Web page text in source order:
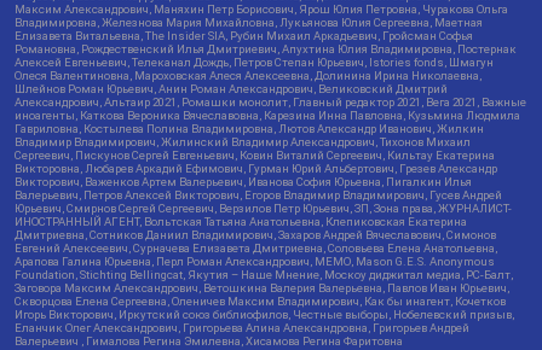
Максим Александрович, Маняхин Петр Борисович, Ярош Юлия Петровна, Чуракова Ольга
Владимировна, Железнова Мария Михайловна, Лукьянова Юлия Сергеевна, Маетная
Елизавета Витальевна, The Insider SIA, Рубин Михаил Аркадьевич, Гройсман Софья
Романовна, Рождественский Илья Дмитриевич, Апухтина Юлия Владимировна, Постернак
Алексей Евгеньевич, Телеканал Дождь, Петров Степан Юрьевич, Istories fonds, Шмагун
Олеся Валентиновна, Мароховская Алеся Алексеевна, Долинина Ирина Николаевна,
Шлейнов Роман Юрьевич, Анин Роман Александрович, Великовский Дмитрий
Александрович, Альтаир 2021, Ромашки монолит, Главный редактор 2021, Вега 2021, Важные
иноагенты, Каткова Вероника Вячеславовна, Карезина Инна Павловна, Кузьмина Людмила
Гавриловна, Костылева Полина Владимировна, Лютов Александр Иванович, Жилкин
Владимир Владимирович, Жилинский Владимир Александрович, Тихонов Михаил
Сергеевич, Пискунов Сергей Евгеньевич, Ковин Виталий Сергеевич, Кильтау Екатерина
Викторовна, Любарев Аркадий Ефимович, Гурман Юрий Альбертович, Грезев Александр
Викторович, Важенков Артем Валерьевич, Иванова София Юрьевна, Пигалкин Илья
Валерьевич, Петров Алексей Викторович, Егоров Владимир Владимирович, Гусев Андрей
Юрьевич, Смирнов Сергей Сергеевич, Верзилов Петр Юрьевич, ЗП, Зона права, ЖУРНАЛИСТ-
ИНОСТРАННЫЙ АГЕНТ, Вольтская Татьяна Анатольевна, Клепиковская Екатерина
Дмитриевна, Сотников Даниил Владимирович, Захаров Андрей Вячеславович, Симонов
Евгений Алексеевич, Сурначева Елизавета Дмитриевна, Соловьева Елена Анатольевна,
Арапова Галина Юрьевна, Перл Роман Александрович, МЕМО, Mason G.E.S. Anonymous
Foundation, Stichting Bellingcat, Якутия – Наше Мнение, Москоу диджитал медиа, РС-Балт,
Заговора Максим Александрович, Ветошкина Валерия Валерьевна, Павлов Иван Юрьевич,
Скворцова Елена Сергеевна, Оленичев Максим Владимирович, Как бы инагент, Кочетков
Игорь Викторович, Иркутский союз библиофилов, Честные выборы, Нобелевский призыв,
Еланчик Олег Александрович, Григорьева Алина Александровна, Григорьев Андрей
Валерьевич , Гималова Регина Эмилевна, Хисамова Регина Фаритовна